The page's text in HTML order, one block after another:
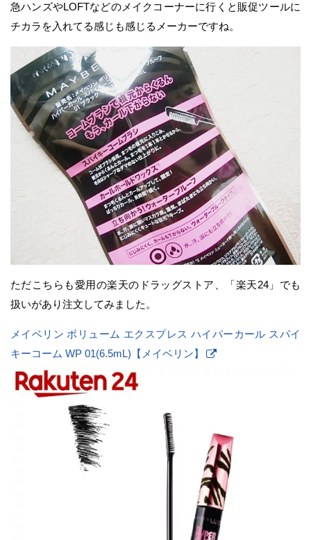
急ハンズやLOFTなどのメイクコーナーに行くと販促ツールに
チカラを入れてる感じも感じるメーカーですね。
ただこちらも愛用の楽天のドラッグストア、「楽天24」でも
扱いがあり注文してみました。
メイベリン ボリューム エクスプレス ハイパーカール スパイ
キーコーム WP 01(6.5mL)【メイベリン】